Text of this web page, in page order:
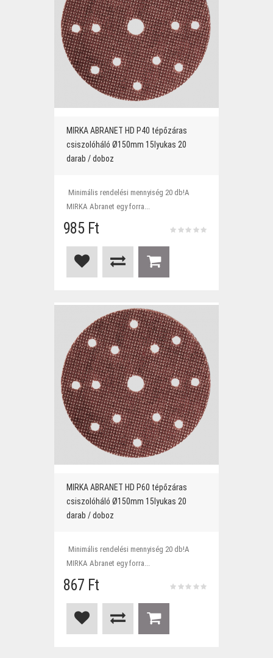
MIRKA ABRANET HD P40 tépőzáras
csiszolóháló Ø150mm 15lyukas 20
darab / doboz
Minimális rendelési mennyiség 20 db!A
MIRKA Abranet egy forra...
985 Ft
MIRKA ABRANET HD P60 tépőzáras
csiszolóháló Ø150mm 15lyukas 20
darab / doboz
Minimális rendelési mennyiség 20 db!A
MIRKA Abranet egy forra...
867 Ft